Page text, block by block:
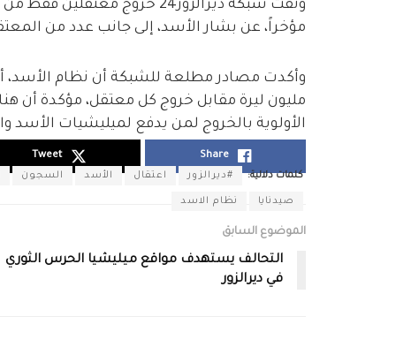
وثقت شبكة ديرالزور24 خروج
مؤخراً، عن بشار الأسد، إلى جانب عدد من
مليون ليرة مقابل خروج كل معتقل، مؤكدة أن
الأولوية بالخروج لمن يدفع لميليشيات الأسد
كلمات دلالية: #ديرالزور اعتقال الأسد السجون
صيدنايا نظام الاسد
Share
Tweet
الموضوع السابق
التحالف يستهدف مواقع ميليشيا الحرس الثوري
في ديرالزور